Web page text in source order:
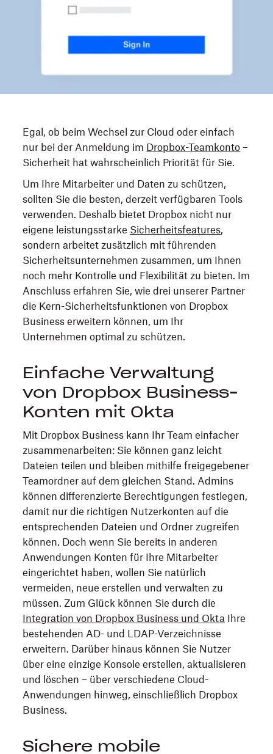
Egal, ob beim Wechsel zur Cloud oder einfach
nur bei der Anmeldung im Dropbox-Teamkonto –
Sicherheit hat wahrscheinlich Priorität für Sie.
Um Ihre Mitarbeiter und Daten zu schützen,
sollten Sie die besten, derzeit verfügbaren Tools
verwenden. Deshalb bietet Dropbox nicht nur
eigene leistungsstarke Sicherheitsfeatures,
sondern arbeitet zusätzlich mit führenden
Sicherheitsunternehmen zusammen, um Ihnen
noch mehr Kontrolle und Flexibilität zu bieten. Im
Anschluss erfahren Sie, wie drei unserer Partner
die Kern-Sicherheitsfunktionen von Dropbox
Business erweitern können, um Ihr
Unternehmen optimal zu schützen.
Einfache Verwaltung
von Dropbox Business-
Konten mit Okta
Mit Dropbox Business kann Ihr Team einfacher
zusammenarbeiten: Sie können ganz leicht
Dateien teilen und bleiben mithilfe freigegebener
Teamordner auf dem gleichen Stand. Admins
können differenzierte Berechtigungen festlegen,
damit nur die richtigen Nutzerkonten auf die
entsprechenden Dateien und Ordner zugreifen
können. Doch wenn Sie bereits in anderen
Anwendungen Konten für Ihre Mitarbeiter
eingerichtet haben, wollen Sie natürlich
vermeiden, neue erstellen und verwalten zu
müssen. Zum Glück können Sie durch die
Integration von Dropbox Business und Okta Ihre
bestehenden AD- und LDAP-Verzeichnisse
erweitern. Darüber hinaus können Sie Nutzer
über eine einzige Konsole erstellen, aktualisieren
und löschen – über verschiedene Cloud-
Anwendungen hinweg, einschließlich Dropbox
Business.
Sichere mobile